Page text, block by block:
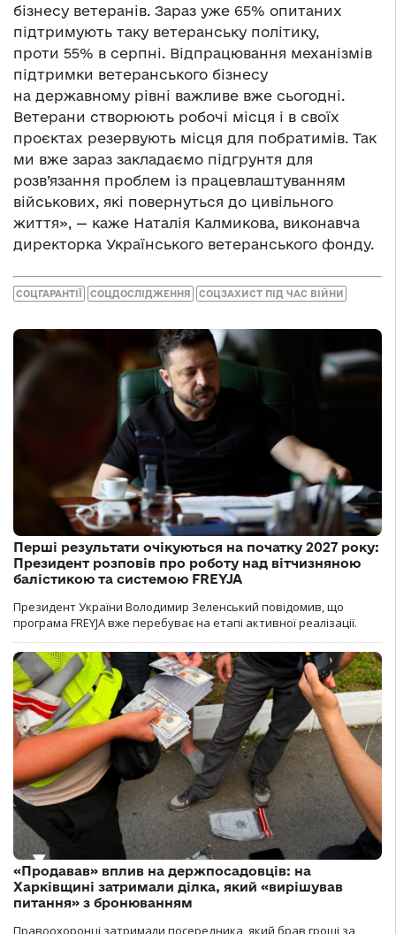
бізнесу ветеранів. Зараз уже 65% опитаних
підтримують таку ветеранську політику,
проти 55% в серпні. Відпрацювання механізмів
підтримки ветеранського бізнесу
на державному рівні важливе вже сьогодні.
Ветерани створюють робочі місця і в своїх
проєктах резервують місця для побратимів. Так
ми вже зараз закладаємо підгрунтя для
розв’язання проблем із працевлаштуванням
військових, які повернуться до цивільного
життя», — каже Наталія Калмикова, виконавча
директорка Українського ветеранського фонду.
СОЦГАРАНТІЇ СОЦДОСЛІДЖЕННЯ СОЦЗАХИСТ ПІД ЧАС ВІЙНИ
Перші результати очікуються на початку 2027 року:
Президент розповів про роботу над вітчизняною
балістикою та системою FREYJA
Президент України Володимир Зеленський повідомив, що
програма FREYJA вже перебуває на етапі активної реалізації.
«Продавав» вплив на держпосадовців: на
Харківщині затримали ділка, який «вирішував
питання» з бронюванням
Правоохоронці затримали посередника, який брав гроші за